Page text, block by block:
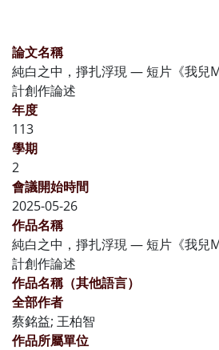
論文名稱
純白之中，掙扎浮現 — 短片《我兒
計創作論述
年度
113
學期
2
會議開始時間
2025-05-26
作品名稱
純白之中，掙扎浮現 — 短片《我兒
計創作論述
作品名稱（其他語言）
全部作者
蔡銘益; 王柏智
作品所屬單位